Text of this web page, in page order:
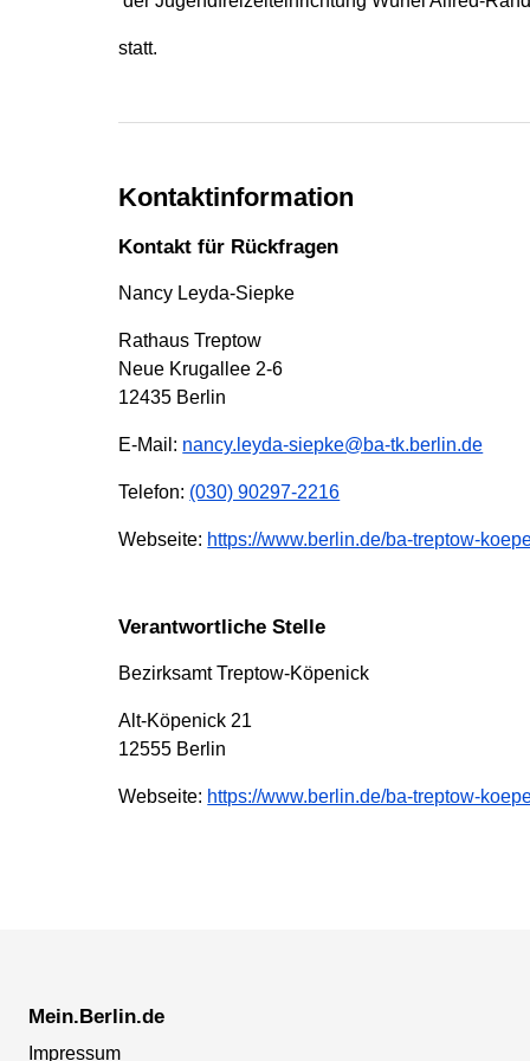
statt.
Kontaktinformation
Kontakt für Rückfragen
Nancy Leyda-Siepke
Rathaus Treptow
Neue Krugallee 2-6
12435 Berlin
E-Mail: nancy.leyda-siepke@ba-tk.berlin.de
Telefon: (030) 90297-2216
Webseite: https://www.berlin.de/ba-treptow-
Verantwortliche Stelle
Bezirksamt Treptow-Köpenick
Alt-Köpenick 21
12555 Berlin
Webseite: https://www.berlin.de/ba-treptow-
Mein.Berlin.de
Impressum